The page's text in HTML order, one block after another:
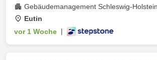
Gebäudemanagement Schleswig-
Eutin
vor 1 Woche